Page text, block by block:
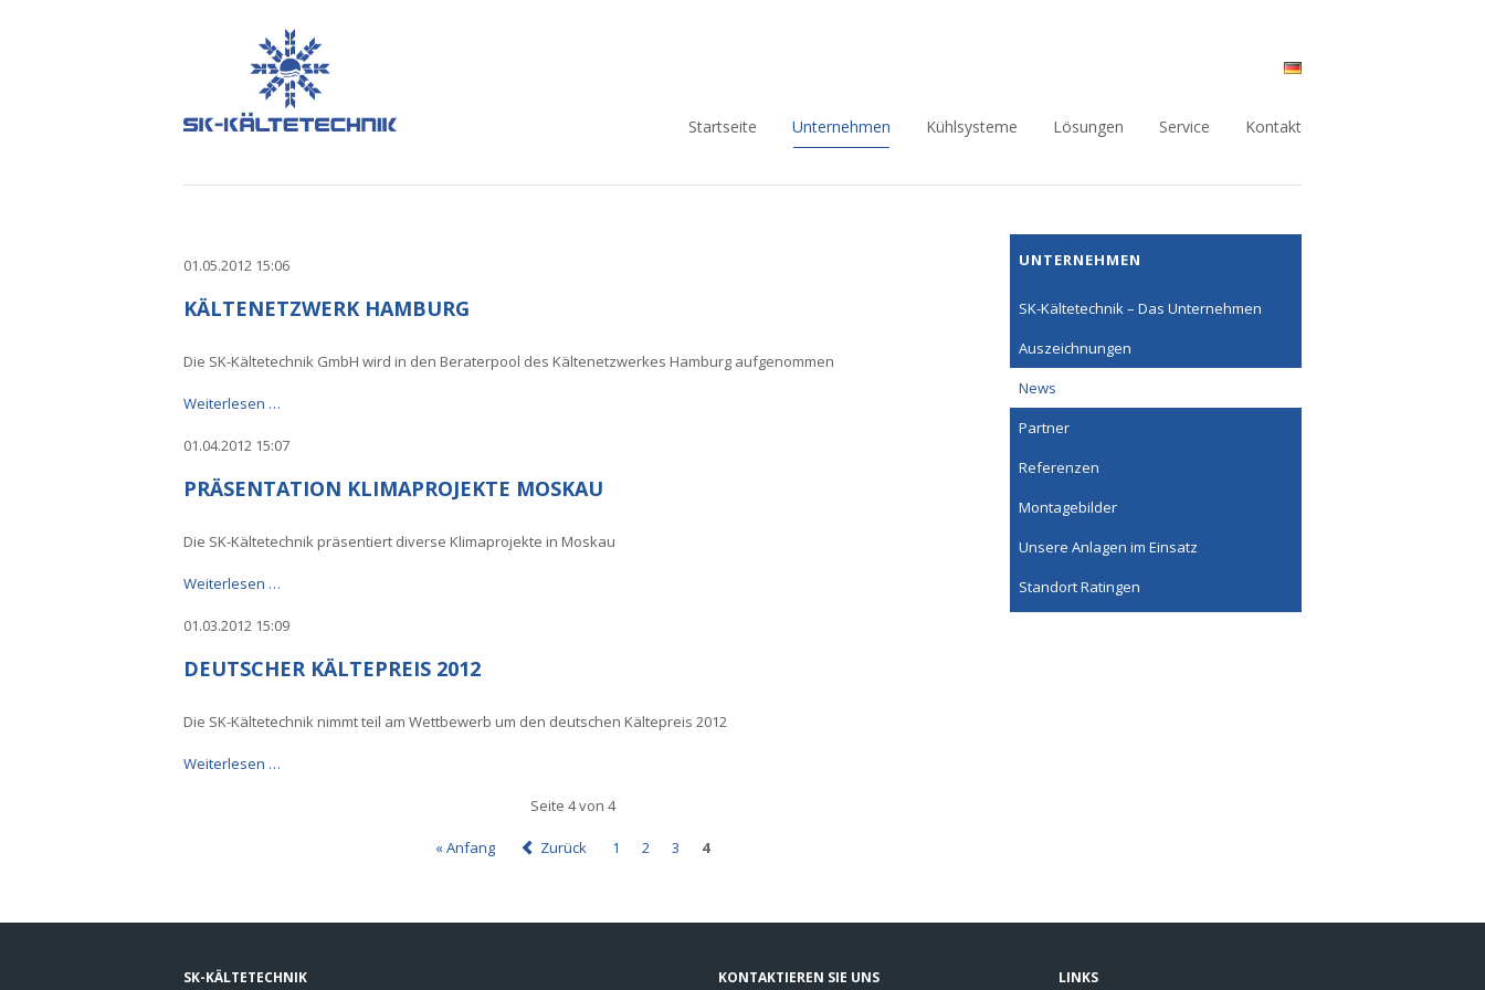
überspringen
Startseite Unternehmen Kühlsysteme Lösungen Service Kontakt
01.05.2012 15:06
KÄLTENETZWERK HAMBURG
Die SK-Kältetechnik GmbH wird in den Beraterpool des Kältenetzwerkes Hamburg aufgenommen
Weiterlesen …
01.04.2012 15:07
PRÄSENTATION KLIMAPROJEKTE MOSKAU
Die SK-Kältetechnik präsentiert diverse Klimaprojekte in Moskau
Weiterlesen …
Moskau
01.03.2012 15:09
DEUTSCHER KÄLTEPREIS 2012
Die SK-Kältetechnik nimmt teil am Wettbewerb um den deutschen Kältepreis 2012
Weiterlesen …
Seite 4 von 4
« Anfang Zurück 1 2 3 4
überspringen
UNTERNEHMEN
SK-Kältetechnik – Das Unternehmen
Auszeichnungen
News
Partner
Referenzen
Montagebilder
Unsere Anlagen im Einsatz
Standort Ratingen
SK-KÄLTETECHNIK KONTAKTIEREN SIE UNS LINKS